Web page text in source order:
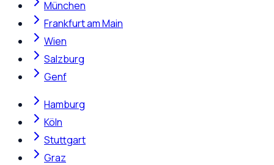
München
Frankfurt am Main
Wien
Salzburg
Genf
Hamburg
Köln
Stuttgart
Graz